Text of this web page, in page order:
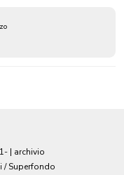
| archivio
/ Superfondo